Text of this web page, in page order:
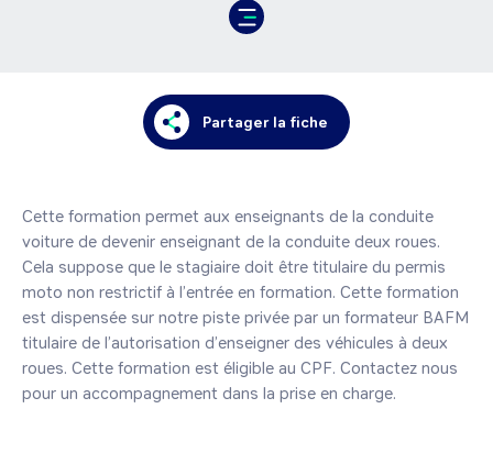
Partager la fiche
Cette formation permet aux enseignants de la conduite
voiture de devenir enseignant de la conduite deux roues.
Cela suppose que le stagiaire doit être titulaire du permis
moto non restrictif à l’entrée en formation. Cette formation
est dispensée sur notre piste privée par un formateur BAFM
titulaire de l’autorisation d’enseigner des véhicules à deux
roues. Cette formation est éligible au CPF. Contactez nous
pour un accompagnement dans la prise en charge.